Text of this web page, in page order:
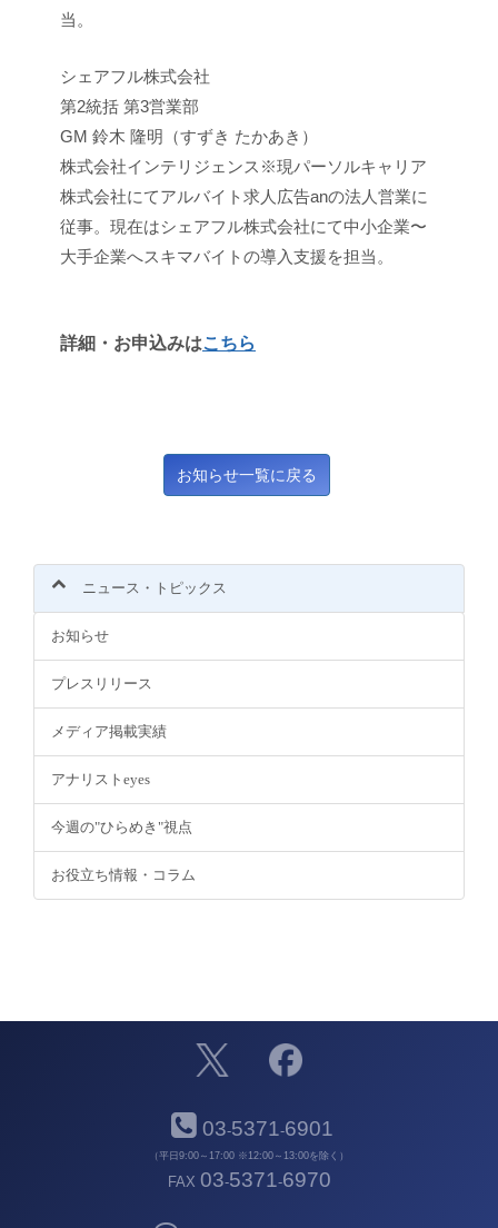
当。
シェアフル株式会社
第2統括 第3営業部
GM 鈴木 隆明（すずき たかあき）
株式会社インテリジェンス※現パーソルキャリア
株式会社にてアルバイト求人広告anの法人営業に
従事。現在はシェアフル株式会社にて中小企業〜
大手企業へスキマバイトの導入支援を担当。
詳細・お申込みはこちら
ニュース・トピックス
お知らせ
プレスリリース
メディア掲載実績
アナリストeyes
今週の"ひらめき"視点
お役立ち情報・コラム
03-5371-6901
（平日9:00～17:00 ※12:00～13:00を除く）
FAX 03-5371-6970